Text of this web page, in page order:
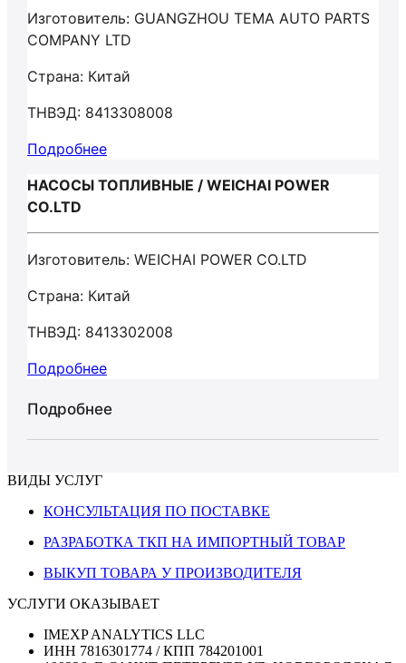
Изготовитель: GUANGZHOU TEMA AUTO PARTS
COMPANY LTD
Страна: Китай
ТНВЭД: 8413308008
Подробнее
НАСОСЫ ТОПЛИВНЫЕ / WEICHAI POWER
CO.LTD
Изготовитель: WEICHAI POWER CO.LTD
Страна: Китай
ТНВЭД: 8413302008
Подробнее
Подробнее
ВИДЫ УСЛУГ
КОНСУЛЬТАЦИЯ ПО ПОСТАВКЕ
РАЗРАБОТКА ТКП НА ИМПОРТНЫЙ ТОВАР
ВЫКУП ТОВАРА У ПРОИЗВОДИТЕЛЯ
УСЛУГИ ОКАЗЫВАЕТ
IMEXP ANALYTICS LLC
ИНН 7816301774 / КПП 784201001